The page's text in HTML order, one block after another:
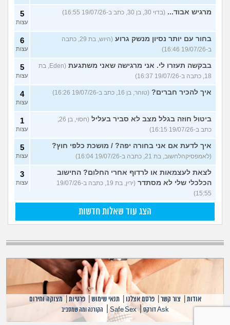
מרגיש אבוד... (בדוי 30, בן 30, כתב ב-19/07/26 16:55) 5
עצות
בחור עם יותר נסיון מנשק גרוע
(היוש, בת 29, כתבה
ב-19/07/26 16:46)
6
עצות
בבקשה תעזרו לי. אני מרגישה שאני משתגעת
(Eden, בת
18, כתבה ב-19/07/26 16:37)
5
עצות
איך להכיר חברים? (טוהר, בן 16, כתב ב-19/07/26 16:26) 4
עצות
ביטול חוזה בגלל מצב לא סביר בעליל
(חסוי, בן 26,
כתב ב-19/07/26 16:15)
1
עצות
איך לדעת אם אני בחורה יפה? / מושכת כלפי חוץ?
(לאמפסיקהלחשוב, בת 21, כתבה ב-19/07/26 16:04)
5
עצות
לצאת לעצמאות או לרדוף אחרי החלום? החישוב
הכלכלי שלי לא מסתדר
(ירין, בת 19, כתבה ב-19/07/26
15:55)
3
עצות
הצג עוד שאלות חדשות
אודות צור קשר |פרסם אצלנו |תנאי שימוש |פרטיות |מצוקה וחירום
Ask דורקס |
Safe Sex
| הקורנה ומה שמסביב